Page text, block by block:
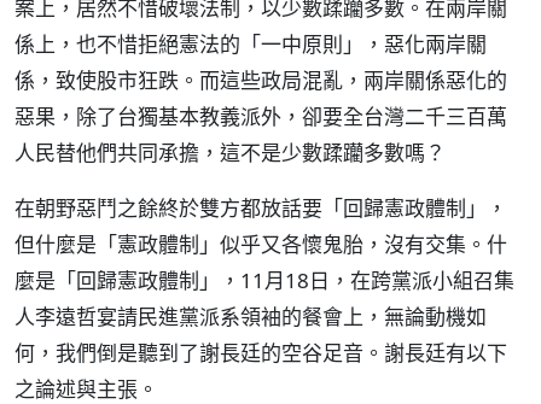
案上，居然不惜破壞法制，以少數蹂躪多數。在兩岸關
係上，也不惜拒絕憲法的「一中原則」，惡化兩岸關
係，致使股市狂跌。而這些政局混亂，兩岸關係惡化的
惡果，除了台獨基本教義派外，卻要全台灣二千三百萬
人民替他們共同承擔，這不是少數蹂躪多數嗎？
在朝野惡鬥之餘終於雙方都放話要「回歸憲政體制」，
但什麼是「憲政體制」似乎又各懷鬼胎，沒有交集。什
麼是「回歸憲政體制」，11月18日，在跨黨派小組召集
人李遠哲宴請民進黨派系領袖的餐會上，無論動機如
何，我們倒是聽到了謝長廷的空谷足音。謝長廷有以下
之論述與主張。